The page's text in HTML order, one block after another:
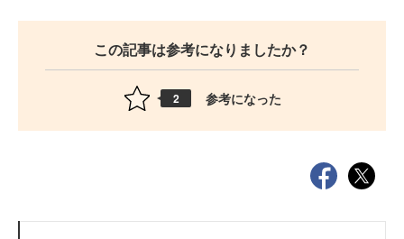
この記事は参考になりましたか？
2 参考になった